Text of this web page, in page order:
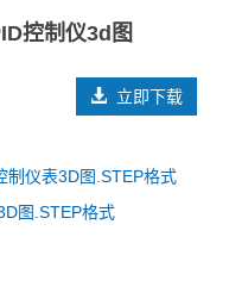
控制仪3d图
立即下载
制仪表3D图.STEP格式
图.STEP格式